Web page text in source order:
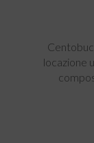
locazione